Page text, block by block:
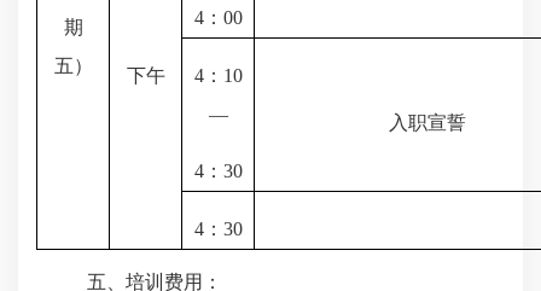
期
五）
下午
4： 00
4： 10
—
4： 30
入职宣誓
4： 30
五、培训费用：